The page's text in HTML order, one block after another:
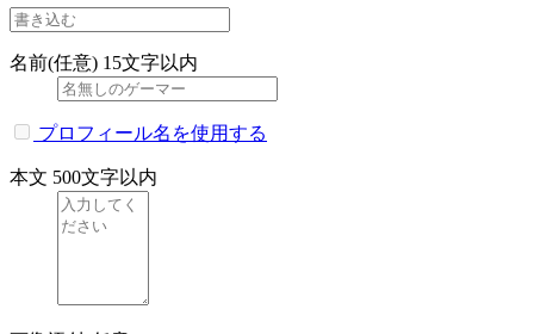
名前(任意) 15文字以内
プロフィール名を使用する
本文 500文字以内